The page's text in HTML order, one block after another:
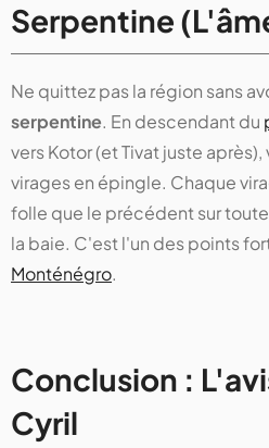
Serpentine
Ne quittez pas la région sans
serpentine. En descendant du
vers Kotor (et Tivat juste
virages en épingle. Chaque
folle que le précédent sur
la baie. C'est l'un des points
Monténégro.
Conclusion :
Cyril